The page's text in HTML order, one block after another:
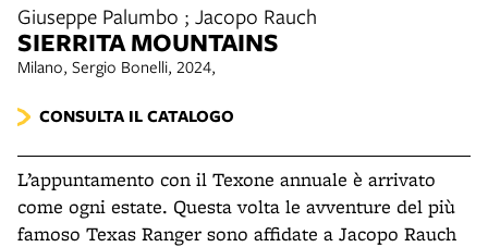
Giuseppe Palumbo ; Jacopo Rauch
SIERRITA MOUNTAINS
Milano, Sergio Bonelli, 2024,
CONSULTA IL CATALOGO
L’appuntamento con il Texone annuale è arrivato
come ogni estate. Questa volta le avventure del più
famoso Texas Ranger sono affidate a Jacopo Rauch